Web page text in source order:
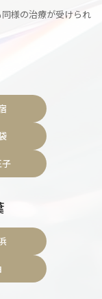
様の治療が受けられ
子